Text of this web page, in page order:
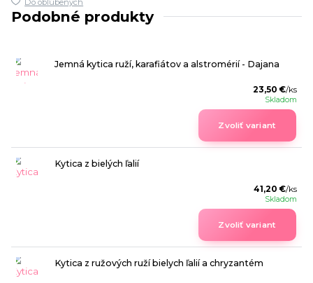
Do obľúbených
Podobné produkty
Jemná kytica ruží, karafiátov a alstromérií - Dajana
23,50 €/ks
Skladom
Zvoliť variant
Kytica z bielých ľalií
41,20 €/ks
Skladom
Zvoliť variant
Kytica z ružových ruží bielych ľalií a chryzantém